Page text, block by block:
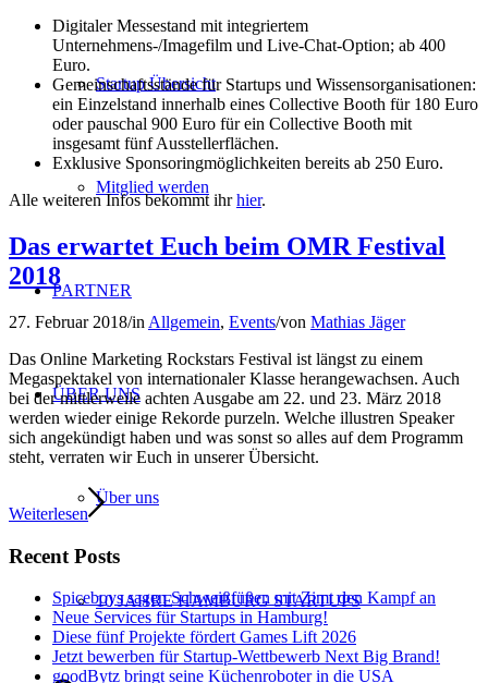
Startup Übersicht
Mitglied werden
PARTNER
ÜBER UNS
Über uns
10 JAHRE HAMBURG STARTUPS
Digitaler Messestand mit integriertem
Unternehmens-/Imagefilm und Live-Chat-Option; ab 400
Euro.
Gemeinschaftsstände für Startups und Wissensorganisationen:
ein Einzelstand innerhalb eines Collective Booth für 180 Euro
oder pauschal 900 Euro für ein Collective Booth mit
insgesamt fünf Ausstellerflächen.
Exklusive Sponsoringmöglichkeiten bereits ab 250 Euro.
Alle weiteren Infos bekommt ihrhier.
Das erwartet Euch beim OMR Festival
2018
27. Februar 2018/in Allgemein, Events/von Mathias Jäger
Das Online Marketing Rockstars Festival ist längst zu einem
Megaspektakel von internationaler Klasse herangewachsen. Auch
bei der mittlerweile achten Ausgabe am 22. und 23. März 2018
werden wieder einige Rekorde purzeln. Welche illustren Speaker
sich angekündigt haben und was sonst so alles auf dem Programm
steht, verraten wir Euch in unserer Übersicht.
Weiterlesen
Recent Posts
Spiceboys sagen Schweißfüßen mit Zimt den Kampf an
Neue Services für Startups in Hamburg!
Diese fünf Projekte fördert Games Lift 2026
Jetzt bewerben für Startup-Wettbewerb Next Big Brand!
goodBytz bringt seine Küchenroboter in die USA